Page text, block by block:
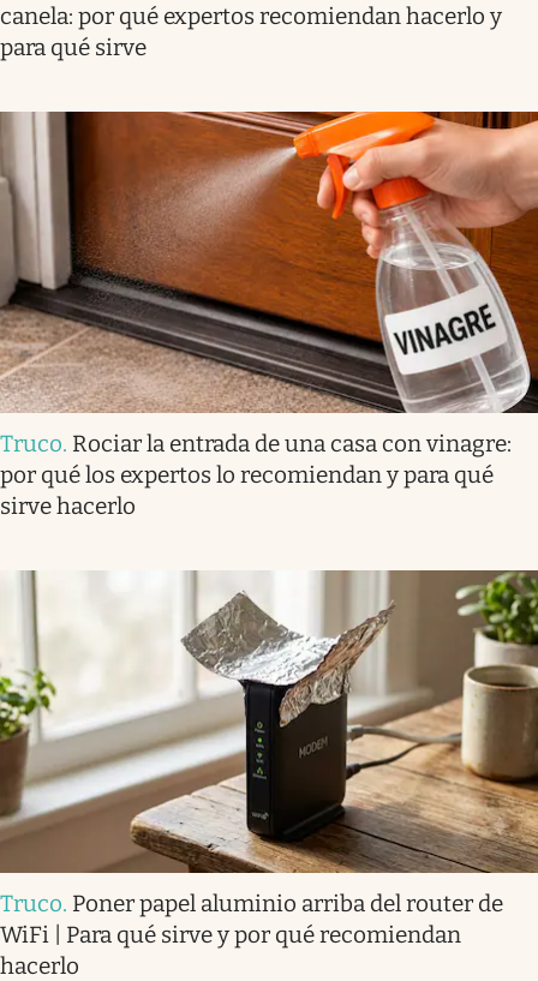
canela: por qué expertos recomiendan hacerlo y
para qué sirve
Truco. Rociar la entrada de una casa con vinagre:
por qué los expertos lo recomiendan y para qué
sirve hacerlo
Truco. Poner papel aluminio arriba del router de
WiFi | Para qué sirve y por qué recomiendan
hacerlo